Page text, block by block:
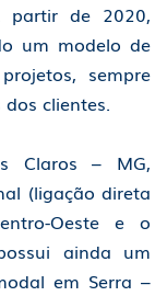
partir de 2020,
um modelo de
sempre
clientes.
Claros – MG,
(ligação direta
Oeste e o
ainda um
em Serra –